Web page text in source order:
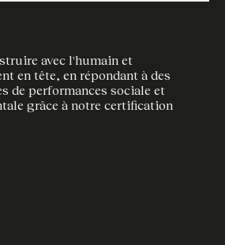
avec l'humain et
en tête, en répondant à des
de performances sociale et
grâce à notre certification